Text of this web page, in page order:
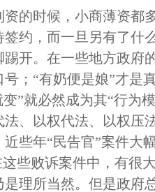
的时候，小商薄资都
约，而一旦另有了什
开。在一些地方政府
；“有奶便是娘”才是
”就必然成为其“行为
、以权代法、以权压
些年“民告官”案件大
些败诉案件中，有很
理所当然。但是政府